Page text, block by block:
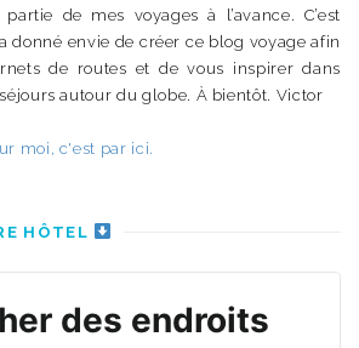
de mes voyages à l’avance. C’est
donné envie de créer ce blog voyage afin
de routes et de vous inspirer dans
autour du globe. À bientôt. Victor
moi, c'est par ici.
HÔTEL